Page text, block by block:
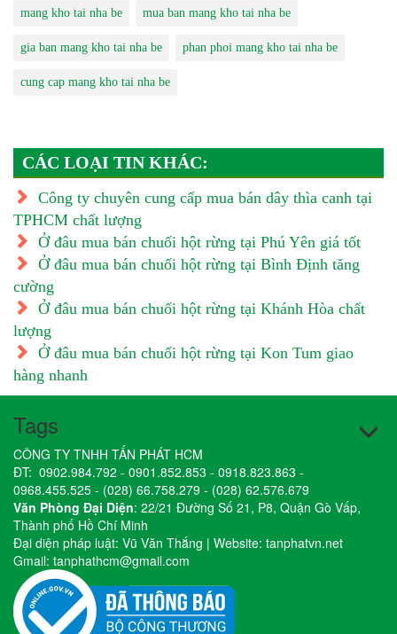
mang kho tai nha be mua ban mang kho tai nha be
gia ban mang kho tai nha be phan phoi mang kho tai nha be
cung cap mang kho tai nha be
CÁC LOẠI TIN KHÁC:
Công ty chuyên cung cấp mua bán dây thìa canh tại
TPHCM chất lượng
Ở đâu mua bán chuối hột rừng tại Phú Yên giá tốt
Ở đâu mua bán chuối hột rừng tại Bình Định tăng
cường
Ở đâu mua bán chuối hột rừng tại Khánh Hòa chất
lượng
Ở đâu mua bán chuối hột rừng tại Kon Tum giao
hàng nhanh
Tags
CÔNG TY TNHH TẤN PHÁT HCM
ĐT: 0902.984.792 - 0901.852.853 - 0918.823.863 -
0968.455.525 - (028) 66.758.279 - (028) 62.576.679
Văn Phòng Đại Diện: 22/21 Đường Số 21, P8, Quận Gò Vấp,
Thành phố Hồ Chí Minh
Đại diện pháp luật: Vũ Văn Thắng | Website: tanphatvn.net
Gmail: tanphathcm@gmail.com